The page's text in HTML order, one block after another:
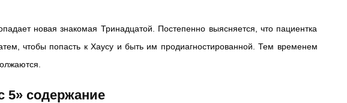
новая знакомая Тринадцатой. Постепенно выясняется, что пациентка
чтобы попасть к Хаусу и быть им продиагностированной. Тем временем
5» содержание